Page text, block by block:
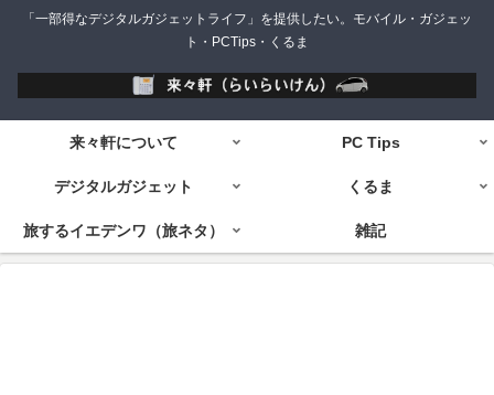
「一部得なデジタルガジェットライフ」を提供したい。モバイル・ガジェッ
ト・PCTips・くるま
来々軒について PC Tips
デジタルガジェット くるま
旅するイエデンワ（旅ネタ） 雑記